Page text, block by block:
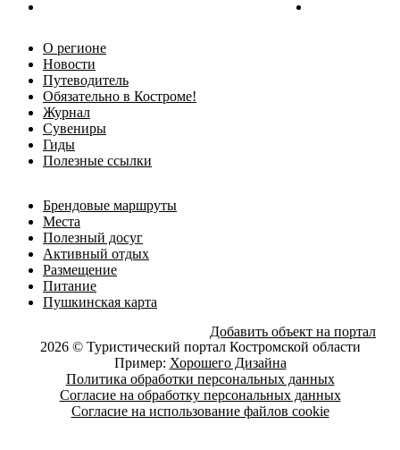
О регионе
Новости
Путеводитель
Обязательно в Костроме!
Журнал
Сувениры
Гиды
Полезные ссылки
Брендовые маршруты
Места
Полезный досуг
Активный отдых
Размещение
Питание
Пушкинская карта
Добавить объект на портал
2026 © Туристический портал Костромской области
Пример: Хорошего Дизайна
Политика обработки персональных данных
Согласие на обработку персональных данных
Согласие на использование файлов cookie